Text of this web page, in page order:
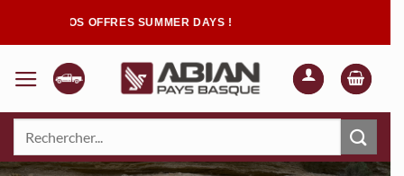
OFFRES SUMMER DAYS !
Quand les résultats de l'auto-complétion sont disponibles, utilisez les
Fermer